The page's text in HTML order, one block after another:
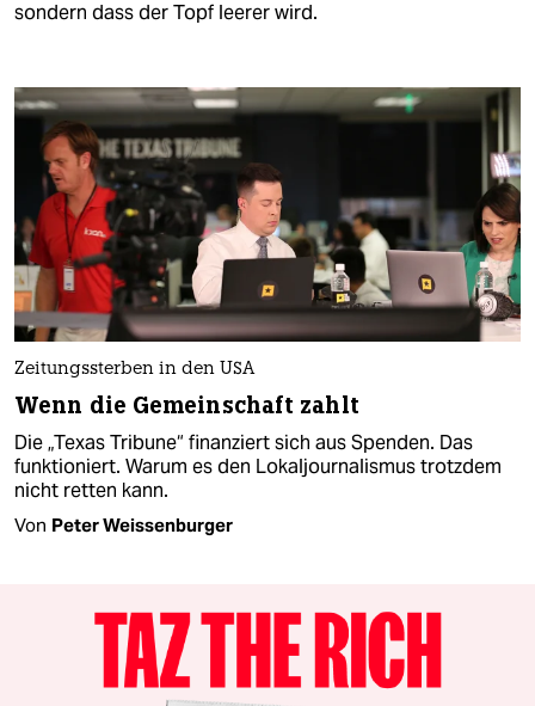
sondern dass der Topf leerer wird.
Zeitungssterben in den USA
Wenn die Gemeinschaft zahlt
Die „Texas Tribune“ finanziert sich aus Spenden. Das
funktioniert. Warum es den Lokaljournalismus trotzdem
nicht retten kann.
Von Peter Weissenburger